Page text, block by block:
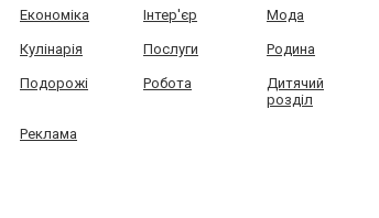
Економіка Інтер'єр Мода
Кулінарія Послуги Родина
Подорожі Робота
Дитячий
розділ
Реклама